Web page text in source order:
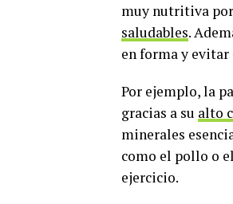
muy nutritiva
saludables.
en forma y evitar
Por ejemplo, la
gracias a su alto
minerales
como el pollo o
ejercicio.